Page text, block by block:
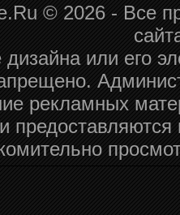
© 2026 - Все
дизайна или его
рекламных